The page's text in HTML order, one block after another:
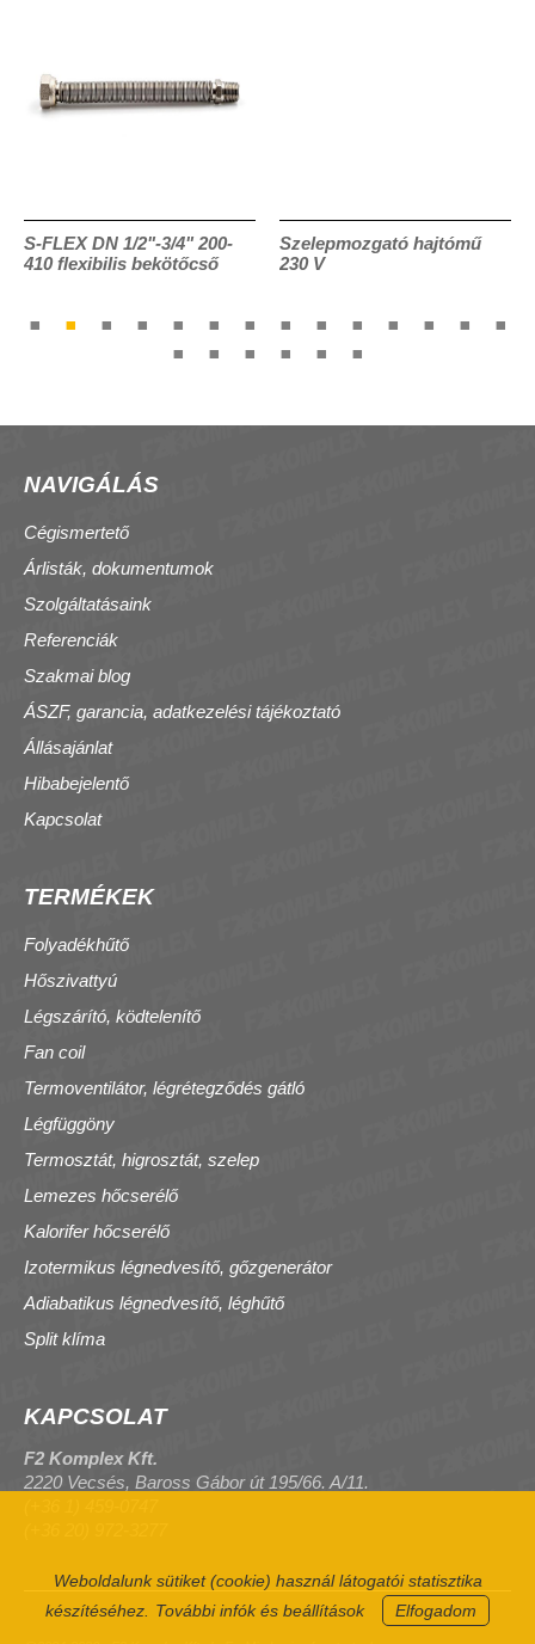
Weboldalunk sütiket (cookie) használ látogatói statisztika
készítéséhez.
További infók és beállítások Elfogadom
S-FLEX DN 1/2"-3/4" 200-
410 flexibilis bekötőcső
Szelepmozgató hajtómű
230 V
NAVIGÁLÁS
Cégismertető
Árlisták, dokumentumok
Szolgáltatásaink
Referenciák
Szakmai blog
ÁSZF, garancia, adatkezelési tájékoztató
Állásajánlat
Hibabejelentő
Kapcsolat
TERMÉKEK
Folyadékhűtő
Hőszivattyú
Légszárító, ködtelenítő
Fan coil
Termoventilátor, légrétegződés gátló
Légfüggöny
Termosztát, higrosztát, szelep
Lemezes hőcserélő
Kalorifer hőcserélő
Izotermikus légnedvesítő, gőzgenerátor
Adiabatikus légnedvesítő, léghűtő
Split klíma
KAPCSOLAT
F2 Komplex Kft.
2220 Vecsés, Baross Gábor út 195/66. A/11.